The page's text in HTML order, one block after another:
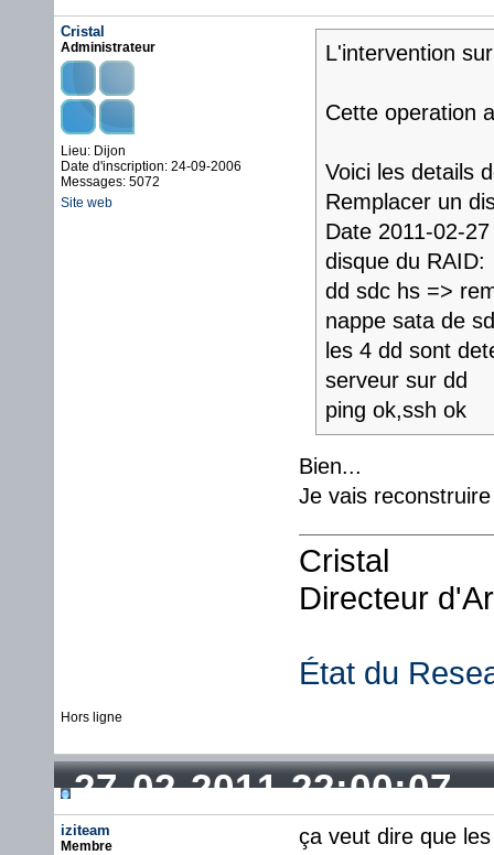
Cristal
Administrateur
Lieu: Dijon
Date d'inscription: 24-09-2006
Messages: 5072
Site web
L'intervention
Cette operation
Voici les details
Remplacer un
Date 2011-02-
disque du RAID:
dd sdc hs =>
nappe sata de
les 4 dd sont
serveur sur dd
ping ok,ssh ok
Bien...
Je vais
Cristal
Directeur
État du
Hors ligne
27-02-2011 22:00:07
iziteam
Membre
ça veut dire que